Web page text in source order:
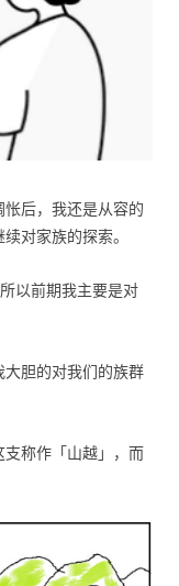
后，我还是从容的
对家族的探索。
以前期我主要是对
胆的对我们的族群
称作「山越」，而